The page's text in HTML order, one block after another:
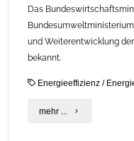
Das
und Weiterentwicklung
bekannt.
Energieeffizienz /
mehr ... "Initiative